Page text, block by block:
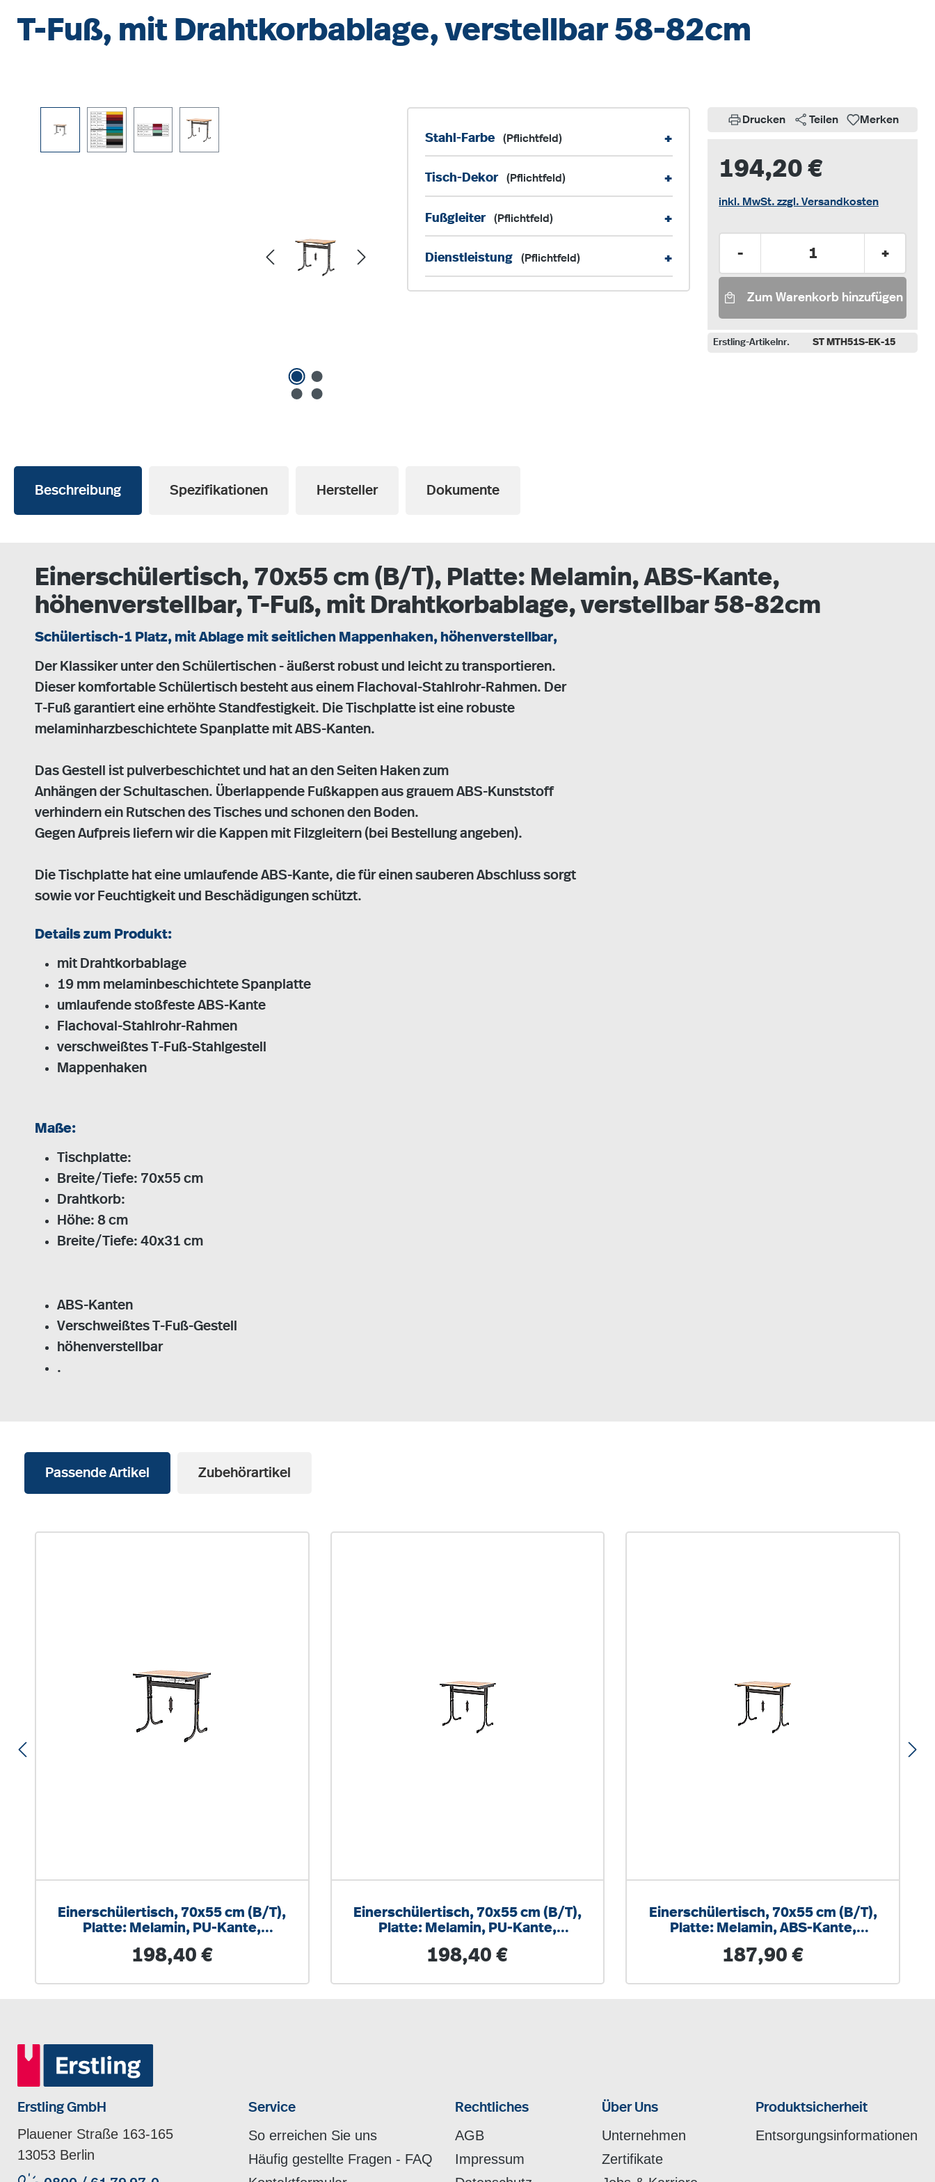
T-Fuß, mit Drahtkorbablage, verstellbar 58-82cm
Stahl-Farbe (Pflichtfeld) +
Tisch-Dekor (Pflichtfeld) +
Fußgleiter (Pflichtfeld) +
Dienstleistung (Pflichtfeld) +
Drucken Teilen Merken
194,20 €
inkl. MwSt. zzgl. Versandkosten
Produkt Anzahl: Gib den
- +
Zum Warenkorb hinzufügen
Erstling-Artikelnr. ST MTH51S-EK-15
Beschreibung Spezifikationen Hersteller Dokumente
Einerschülertisch, 70x55 cm (B/T), Platte: Melamin, ABS-Kante,
höhenverstellbar, T-Fuß, mit Drahtkorbablage, verstellbar 58-82cm
Schülertisch-1 Platz, mit Ablage mit seitlichen Mappenhaken, höhenverstellbar,
Der Klassiker unter den Schülertischen - äußerst robust und leicht zu transportieren.
Dieser komfortable Schülertisch besteht aus einem Flachoval-Stahlrohr-Rahmen. Der
T-Fuß garantiert eine erhöhte Standfestigkeit. Die Tischplatte ist eine robuste
melaminharzbeschichtete Spanplatte mit ABS-Kanten.
Das Gestell ist pulverbeschichtet und hat an den Seiten Haken zum
Anhängen der Schultaschen. Überlappende Fußkappen aus grauem ABS-Kunststoff
verhindern ein Rutschen des Tisches und schonen den Boden.
Gegen Aufpreis liefern wir die Kappen mit Filzgleitern (bei Bestellung angeben).
Die Tischplatte hat eine umlaufende ABS-Kante, die für einen sauberen Abschluss sorgt
sowie vor Feuchtigkeit und Beschädigungen schützt.
Details zum Produkt:
mit Drahtkorbablage
19 mm melaminbeschichtete Spanplatte
umlaufende stoßfeste ABS-Kante
Flachoval-Stahlrohr-Rahmen
verschweißtes T-Fuß-Stahlgestell
Mappenhaken
Maße:
Tischplatte:
Breite/Tiefe: 70x55 cm
Drahtkorb:
Höhe: 8 cm
Breite/Tiefe: 40x31 cm
ABS-Kanten
Verschweißtes T-Fuß-Gestell
höhenverstellbar
.
Passende Artikel Zubehörartikel
Einerschülertisch, 70x55 cm (B/T),
Platte: Melamin, PU-Kante,
Regulärer Preis:
198,40 €
Einerschülertisch, 70x55 cm (B/T),
Platte: Melamin, PU-Kante,
Regulärer Preis:
198,40 €
Einerschülertisch, 70x55 cm (B/T),
Platte: Melamin, ABS-Kante,
Regulärer Preis:
187,90 €
Erstling GmbH
Plauener Straße 163-165
13053 Berlin
Service
So erreichen Sie uns
Häufig gestellte Fragen - FAQ
Rechtliches
AGB
Impressum
Über Uns
Unternehmen
Zertifikate
Produktsicherheit
Entsorgungsinformationen